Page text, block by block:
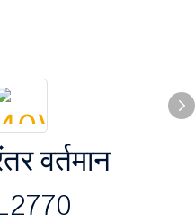
वर्तमान